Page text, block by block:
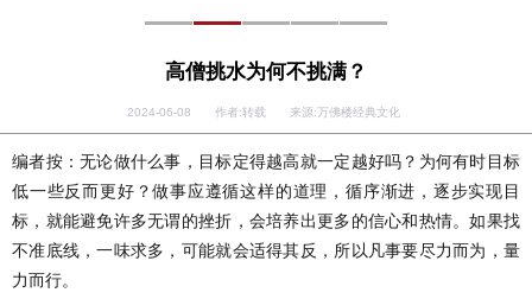
高僧挑水为何不挑满？
2024-06-08 作者:转载 来源:万佛楼经典文化
编者按：无论做什么事，目标定得越高就一定越好吗？为何有时目标
低一些反而更好？做事应遵循这样的道理，循序渐进，逐步实现目
标，就能避免许多无谓的挫折，会培养出更多的信心和热情。如果找
不准底线，一味求多，可能就会适得其反，所以凡事要尽力而为，量
力而行。